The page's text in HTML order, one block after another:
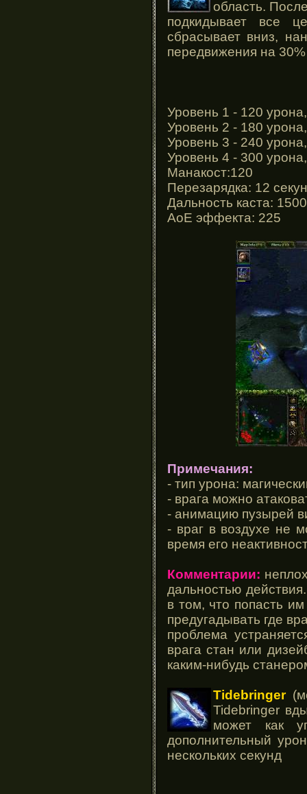
область.
подкидывает все
сбрасывает вниз,
передвижения на 30%
Уровень 1 - 120
Уровень 2 - 180
Уровень 3 - 240
Уровень 4 - 300
Манакост:120
Перезарядка: 12
Дальность каста:
АоЕ эффекта: 225
Примечания:
- тип урона:
- врага можно
- анимацию пузырей
- враг в воздухе не
время его
Комментарии:
дальностью
в том, что попасть
предугадывать где
проблема
врага стан или
каким-нибудь
Tidebringer
Tidebringer
может как
дополнительный
нескольких секунд